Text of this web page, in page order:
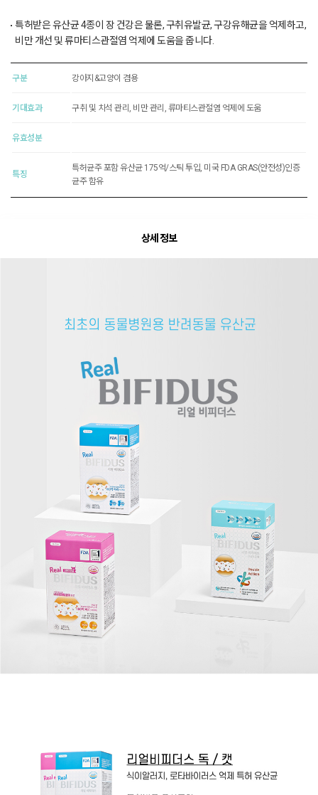
특허받은 유산균 4종이 장 건강은 물론, 구취유발균, 구강유해균을 억제하고,
비만 개선 및 류마티스관절염 억제에 도움을 줍니다.
구분 강아지&고양이 겸용
기대효과 구취 및 치석 관리, 비만 관리, 류마티스관절염 억제에 도움
유효성분
특징
특허균주 포함 유산균 175억/스틱 투입, 미국 FDA GRAS(안전성)인증
균주 함유
상세 정보